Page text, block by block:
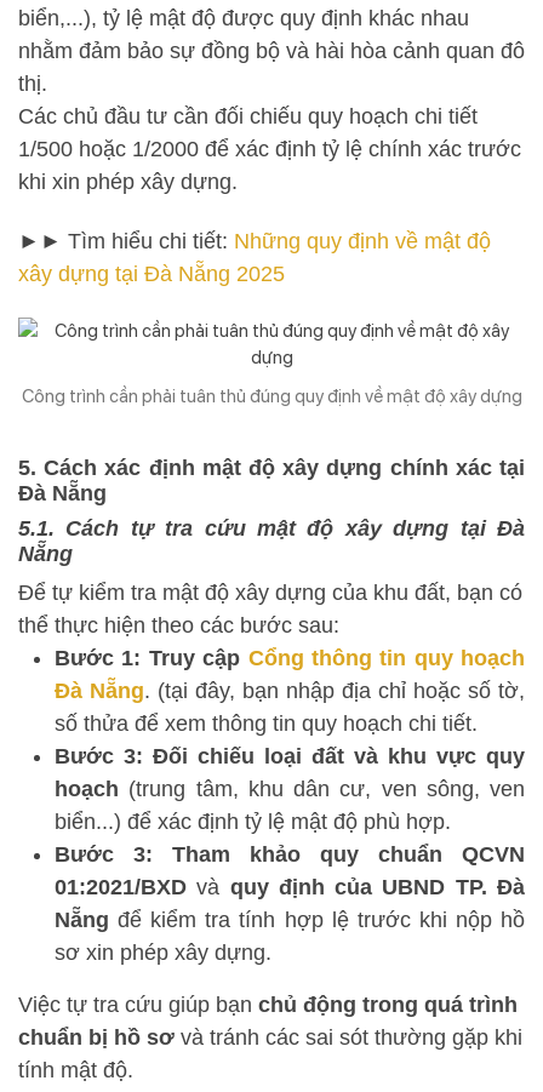
biển,...), tỷ lệ mật độ được quy định khác nhau
nhằm đảm bảo sự đồng bộ và hài hòa cảnh quan đô
thị.
Các chủ đầu tư cần đối chiếu quy hoạch chi tiết
1/500 hoặc 1/2000 để xác định tỷ lệ chính xác trước
khi xin phép xây dựng.
►► Tìm hiểu chi tiết: Những quy định về mật độ
xây dựng tại Đà Nẵng 2025
Công trình cần phải tuân thủ đúng quy định về mật độ xây dựng
5. Cách xác định mật độ xây dựng chính xác tại
Đà Nẵng
5.1. Cách tự tra cứu mật độ xây dựng tại Đà
Nẵng
Để tự kiểm tra mật độ xây dựng của khu đất, bạn có
thể thực hiện theo các bước sau:
Bước 1: Truy cập Cổng thông tin quy hoạch
Đà Nẵng. (tại đây, bạn nhập địa chỉ hoặc số tờ,
số thửa để xem thông tin quy hoạch chi tiết.
Bước 3: Đối chiếu loại đất và khu vực quy
hoạch (trung tâm, khu dân cư, ven sông, ven
biển...) để xác định tỷ lệ mật độ phù hợp.
Bước 3: Tham khảo quy chuẩn QCVN
01:2021/BXD và quy định của UBND TP. Đà
Nẵng để kiểm tra tính hợp lệ trước khi nộp hồ
sơ xin phép xây dựng.
Việc tự tra cứu giúp bạn chủ động trong quá trình
chuẩn bị hồ sơ và tránh các sai sót thường gặp khi
tính mật độ.